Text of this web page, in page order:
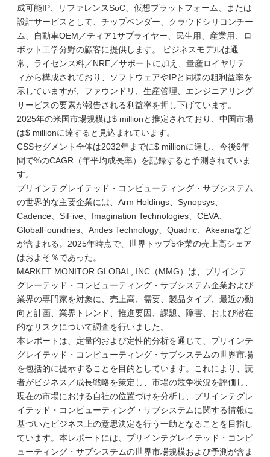
成可能IP、リファレンスSoC、仮想プラットフォーム、または
設計サービスとして、チップベンダー、クラウドシリコンチー
ム、自動車OEM／ティア1サプライヤー、民生用、産業用、ロ
ボット工学分野の顧客に提供します。 ビジネスモデルは通
常、ライセンス料／NRE／サポートに加え、量産ロイヤリテ
ィから構成されており、ソフトウェアやIPと同様の粗利益率を
示していますが、ファウンドリ、生産管理、エンジニアリング
サービスの要素が報告される利益率を押し下げています。
2025年の米国市場規模は$ millionと推定されており、中国市場
は$ millionに達すると見込まれています。
CSSセグメント全体は2032年までに$ millionに達し、今後6年
間で%のCAGR（年平均成長率）を記録すると予測されていま
す。
プリインテグレイテッド・コンピューティング・サブシステム
の世界的な主要企業には、Arm Holdings、Synopsys、
Cadence、SiFive、Imagination Technologies、CEVA、
GlobalFoundries、Andes Technology、Quadric、Akeanaなど
が含まれる。2025年時点で、世界トップ5企業の売上高シェア
はおよそ％であった。
MARKET MONITOR GLOBAL, INC（MMG）は、プリインテ
グレーテッド・コンピューティング・サブシステム企業および
業界の専門家を対象に、売上高、需要、製品タイプ、最近の動
向と計画、業界トレンド、推進要因、課題、障害、および潜在
的なリスクについて調査を行いました。
本レポートは、定量的および定性的分析を通じて、プリインテ
グレイテッド・コンピューティング・サブシステムの世界市場
を包括的に提示することを目的としています。これにより、読
者がビジネス／成長戦略を策定し、市場の競争状況を評価し、
現在の市場における自社の位置づけを分析し、プリインテグレ
イテッド・コンピューティング・サブシステムに関する情報に
基づいたビジネス上の意思決定を行う一助となることを目指し
ています。本レポートには、プリインテグレイテッド・コンピ
ューティング・サブシステムの世界市場規模および予測が含ま